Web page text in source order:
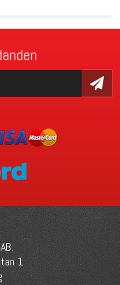
Skicka
1